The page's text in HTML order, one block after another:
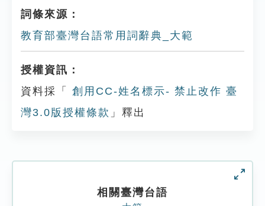
詞條來源：
教育部臺灣台語常用詞辭典_大範
授權資訊：
資料採「
創用CC-姓名標示- 禁止改作 臺
灣3.0版授權條款 」釋出
相關臺灣台語